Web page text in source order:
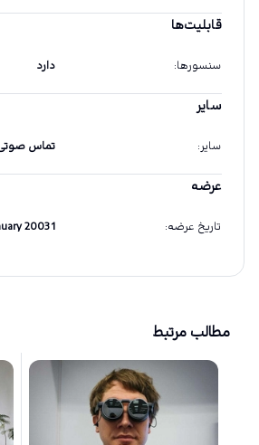
قابلیت‌ها
سنسورها: دارد
سایر
سایر: تماس
عرضه
تاریخ عرضه:
1 January 2003
مطالب مرتبط